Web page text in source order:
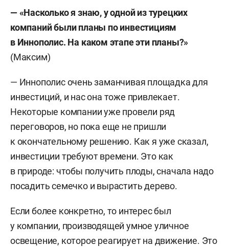
— «Насколько я знаю, у одной из турецких
компаний были планы по инвестициям
в Иннополис. На каком этапе эти планы?»
(Максим)
— Иннополис очень заманчивая площадка для
инвестиций, и нас она тоже привлекает.
Некоторые компании уже провели ряд
переговоров, но пока еще не пришли
к окончательному решению. Как я уже сказал,
инвестиции требуют времени. Это как
в природе: чтобы получить плоды, сначала надо
посадить семечко и вырастить дерево.
Если более конкретно, то интерес был
у компании, производящей умное уличное
освещение, которое реагирует на движение. Это